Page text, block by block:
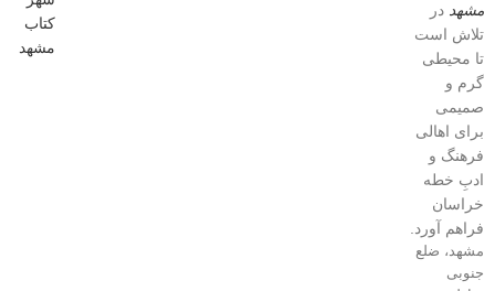
مشهد در
تلاش است
تا محیطی
گرم و
صمیمی
برای اهالی
فرهنگ و
ادبِ خطه
خراسان
فراهم آورد.
مشهد، ضلع
جنوبی